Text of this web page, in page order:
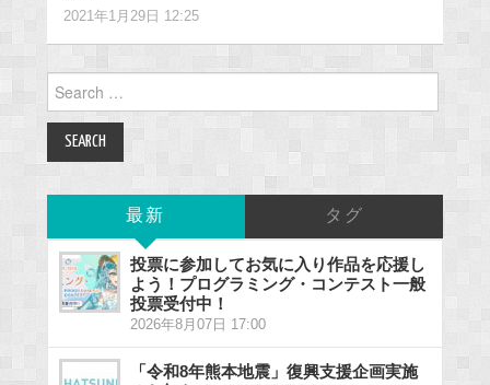
2021年1月29日 12:25
for:
最新 タグ
投票に参加してお気に入り作品を応援し
よう！プログラミング・コンテスト一般
投票受付中！
2026年8月07日 17:00
「令和8年熊本地震」復興支援企画実施